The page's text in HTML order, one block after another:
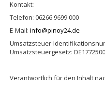
Kontakt:
Telefon: 06266 9699 000
E-Mail: info@pinoy24.de
Umsatzsteuer-
Umsatzsteuergesetz:
Verantwortlich für den Inhalt